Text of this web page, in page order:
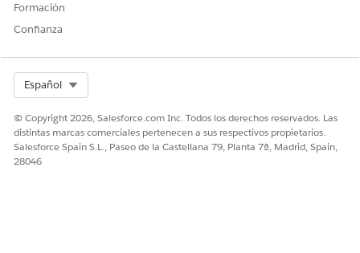
Formación
Confianza
Español
© Copyright 2026, Salesforce.com Inc. Todos los derechos reservados. Las
distintas marcas comerciales pertenecen a sus respectivos propietarios.
Salesforce Spain S.L., Paseo de la Castellana 79, Planta 7ª, Madrid, Spain,
28046